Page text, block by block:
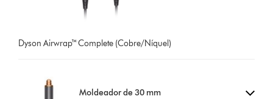
Dyson Airwrap™ Complete (Cobre/Níquel)
Moldeador de 30 mm